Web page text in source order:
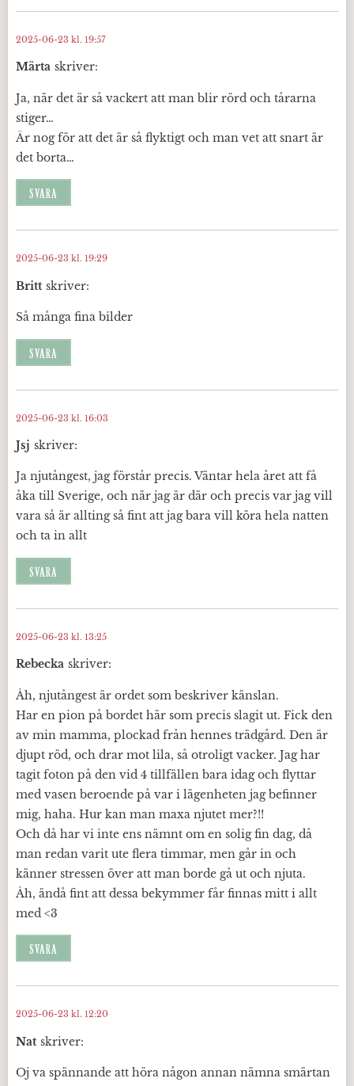
Märta skriver:
2025-06-23 kl. 19:57
Ja, när det är så vackert att man blir rörd och tårarna
stiger…
Är nog för att det är så flyktigt och man vet att snart är
det borta…
SVARA
Britt skriver:
2025-06-23 kl. 19:29
Så många fina bilder
SVARA
Jsj skriver:
2025-06-23 kl. 16:03
Ja njutångest, jag förstår precis. Väntar hela året att få
åka till Sverige, och när jag är där och precis var jag vill
vara så är allting så fint att jag bara vill köra hela natten
och ta in allt
SVARA
Rebecka skriver:
2025-06-23 kl. 13:25
Åh, njutångest är ordet som beskriver känslan.
Har en pion på bordet här som precis slagit ut. Fick den
av min mamma, plockad från hennes trädgård. Den är
djupt röd, och drar mot lila, så otroligt vacker. Jag har
tagit foton på den vid 4 tillfällen bara idag och flyttar
med vasen beroende på var i lägenheten jag befinner
mig, haha. Hur kan man maxa njutet mer?!!
Och då har vi inte ens nämnt om en solig fin dag, då
man redan varit ute flera timmar, men går in och
känner stressen över att man borde gå ut och njuta.
Åh, ändå fint att dessa bekymmer får finnas mitt i allt
med <3
SVARA
Nat skriver:
2025-06-23 kl. 12:20
Oj va spännande att höra någon annan nämna smärtan